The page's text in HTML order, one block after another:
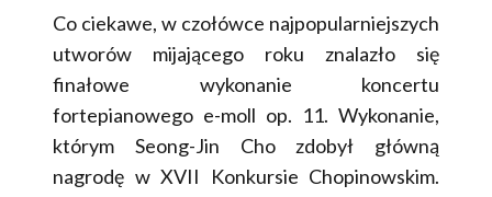
Co ciekawe, w czołówce najpopularniejszych
utworów mijającego roku znalazło się
finałowe wykonanie koncertu
fortepianowego e-moll op. 11. Wykonanie,
którym Seong-Jin Cho zdobył główną
nagrodę w XVII Konkursie Chopinowskim.